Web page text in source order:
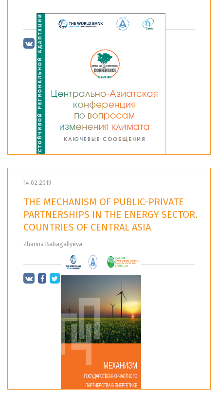
-
14.02.2019
THE MECHANISM OF PUBLIC-PRIVATE
PARTNERSHIPS IN THE ENERGY SECTOR.
COUNTRIES OF CENTRAL ASIA
Zhanna Babagaliyeva